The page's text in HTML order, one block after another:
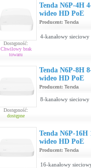
Dostępność:
Chwilowy brak
towaru
Tenda N6P-4H
wideo HD PoE
Producent: Tenda
4-kanałowy
Dostępność:
dostępne
Tenda N6P-8H
wideo HD PoE
Producent: Tenda
8-kanałowy
Tenda N6P-16H
wideo HD PoE
Producent: Tenda
16-kanałowy